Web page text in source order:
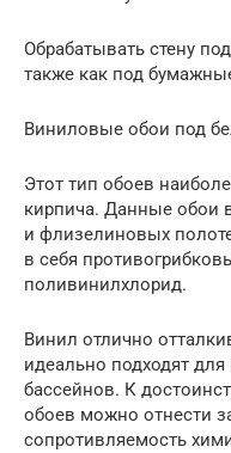
Обрабатывать стену
также как под
Виниловые обои под
Этот тип обоев
кирпича. Данные обои
и флизелиновых
в себя
поливинилхлорид.
Винил отлично
идеально подходят
бассейнов. К
обоев можно отнести
сопротивляемость